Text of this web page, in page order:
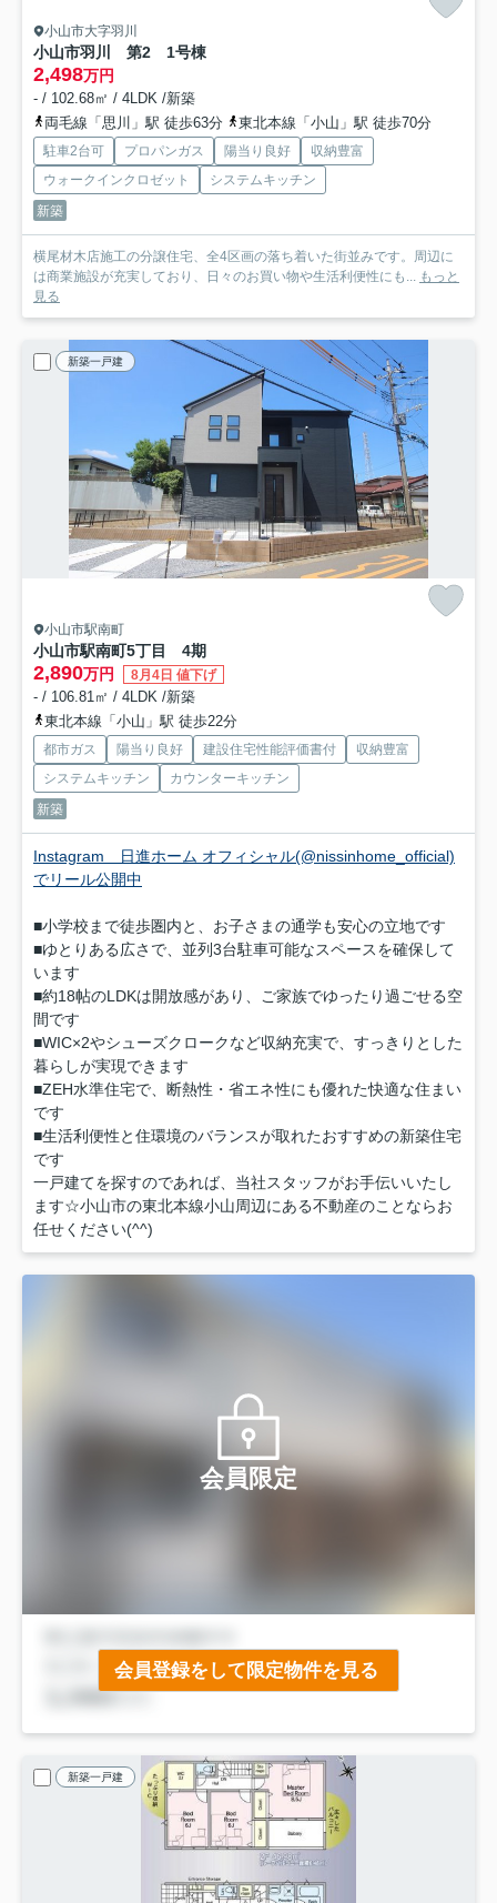
小山市大字羽川
小山市羽川 第2 1号棟
2,498万円
- / 102.68㎡ / 4LDK /新築
両毛線「思川」駅 徒歩63分
東北本線「小山」駅 徒歩70分
駐車2台可 プロパンガス 陽当り良好
収納豊富
ウォークインクロゼット
システムキッチン
新築
横尾材木店施工の分譲住宅、全4区画の落ち着いた街並みです。周辺に
は商業施設が充実しており、日々のお買い物や生活利便性にも... もっと
見る
新築一戸建
小山市駅南町
小山市駅南町5丁目 4期
2,890万円 8月4日 値下げ
- / 106.81㎡ / 4LDK /新築
東北本線「小山」駅 徒歩22分
都市ガス 陽当り良好 建設住宅性能評価書付
収納豊富
システムキッチン
カウンターキッチン
新築
Instagram 日進ホーム オフィシャル(@nissinhome_official)
でリール公開中
■小学校まで徒歩圏内と、お子さまの通学も安心の立地です
■ゆとりある広さで、並列3台駐車可能なスペースを確保して
います
■約18帖のLDKは開放感があり、ご家族でゆったり過ごせる空
間です
■WIC×2やシューズクロークなど収納充実で、すっきりとした
暮らしが実現できます
■ZEH水準住宅で、断熱性・省エネ性にも優れた快適な住まい
です
■生活利便性と住環境のバランスが取れたおすすめの新築住宅
です
一戸建てを探すのであれば、当社スタッフがお手伝いいたし
ます☆小山市の東北本線小山周辺にある不動産のことならお
任せください(^^)
会員限定
会員登録をして限定物件を見る
新築一戸建